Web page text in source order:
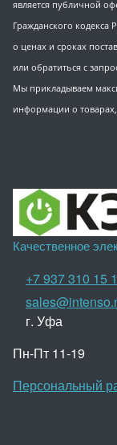
является публичной
Гражданского
о ценах и сроках
или обратиться с
Мы прикладываем
информации о
Качественное
+7 937 310 15
г. Уфа
Пн-Пт 11-19
Персональный